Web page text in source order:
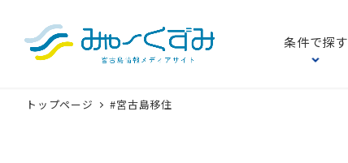
条件で探す
トップページ #宮古島移住